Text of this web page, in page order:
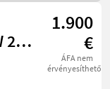
29
1.900
€
ÁFA nem
érvényesíthető